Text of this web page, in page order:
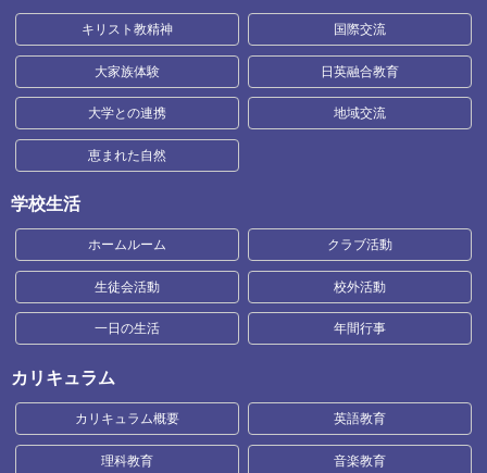
キリスト教精神 国際交流
大家族体験 日英融合教育
大学との連携 地域交流
恵まれた自然
学校生活
ホームルーム クラブ活動
生徒会活動 校外活動
一日の生活 年間行事
カリキュラム
カリキュラム概要 英語教育
理科教育 音楽教育